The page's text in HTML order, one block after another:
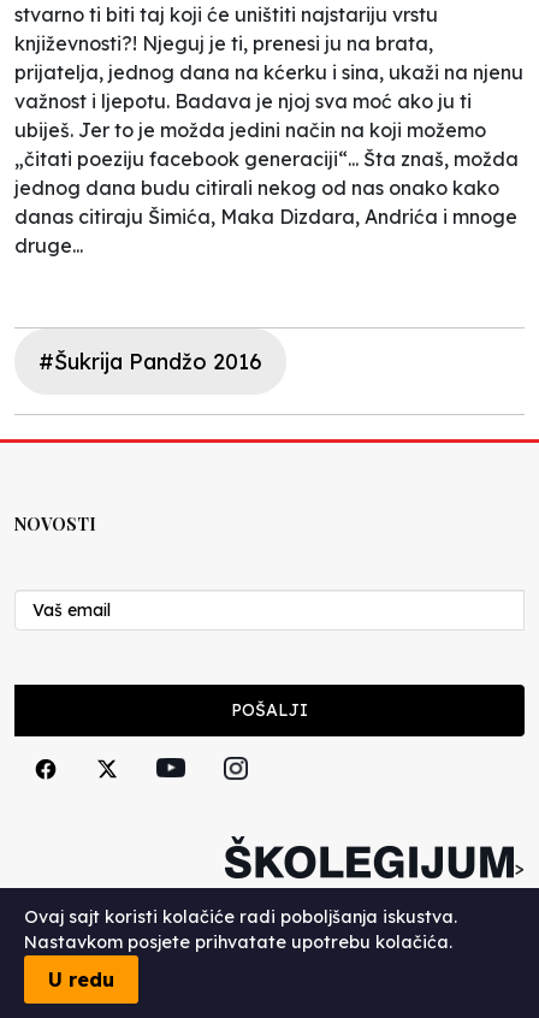
stvarno ti biti taj koji će uništiti najstariju vrstu
književnosti?! Njeguj je ti, prenesi ju na brata,
prijatelja, jednog dana na kćerku i sina, ukaži na njenu
važnost i ljepotu. Badava je njoj sva moć ako ju ti
ubiješ. Jer to je možda jedini način na koji možemo
„čitati poeziju facebook generaciji“... Šta znaš, možda
jednog dana budu citirali nekog od nas onako kako
danas citiraju Šimića, Maka Dizdara, Andrića i mnoge
druge...
#Šukrija Pandžo 2016
NOVOSTI
POŠALJI
>
Copyright (c) 2026. Školegijum.
Ovaj sajt koristi kolačiće radi poboljšanja iskustva.
Nastavkom posjete prihvatate upotrebu kolačića.
U redu